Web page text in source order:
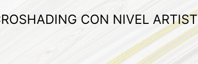
CON NIVEL ARTIST